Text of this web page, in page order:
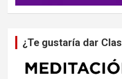
¿Te gustaría dar